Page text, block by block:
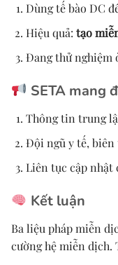
Dùng tế bào DC
Hiệu quả: tạo
Đang thử nghiệm
SETA mang
Thông tin trung
Đội ngũ y tế, biên
Liên tục cập nhật
Kết luận
Ba liệu pháp miễn
cường hệ miễn dịch.